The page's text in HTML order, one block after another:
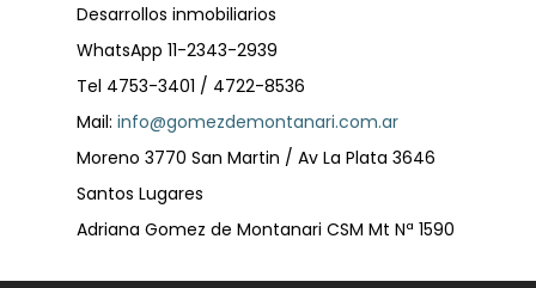
Desarrollos inmobiliarios
WhatsApp 11-2343-2939
Tel 4753-3401 / 4722-8536
Mail: info@gomezdemontanari.com.ar
Moreno 3770 San Martin / Av La Plata 3646
Santos Lugares
Adriana Gomez de Montanari CSM Mt Nª 1590